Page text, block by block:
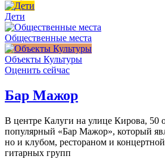
Дети
Общественные места
Объекты Культуры
Оценить сейчас
Бар Мажор
В центре Калуги на улице Кирова, 50
популярный «Бар Мажор», который
но и клубом, рестораном и
гитарных групп